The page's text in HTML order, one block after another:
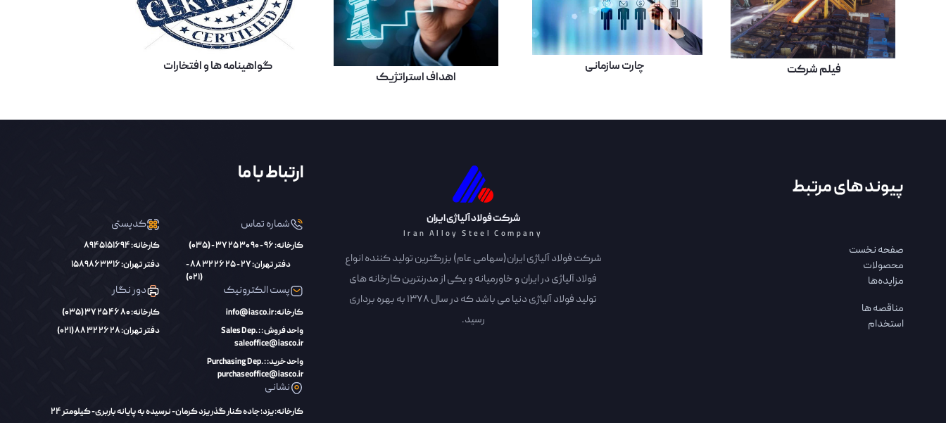
فیلم شرکت چارت سازمانی
اهداف استراتژیک
گواهینامه ها و افتخارات
شرکت فولاد آلیاژی ایران
Iran Alloy Steel Company
شرکت فولاد آلیاژی ایران(سهامی عام) بزرگترین تولید کننده انواع
فولاد آلیاژی در ایران و خاورمیانه و یکی از مدرنترین کارخانه های
تولید فولاد آلیاژی دنیا می باشد که در سال 1378 به بهره برداری
رسید.
پیوند های مرتبط
صفحه نخست
محصولات
مزایده‌ها
مناقصه ها
استخدام
ارتباط با ما
شماره تماس
کارخانه: 96 - 90 30 25 37 - (035)
دفتر تهران: 27 - 25 26 32 88 -
(021)
کدپستی
کارخانه: 8945151694
دفتر تهران: 1589863316
پست الکترونیک
کارخانه: info@iasco.ir
واحد فروش : Sales Dep. :
saleoffice@iasco.ir
واحد خرید: Purchasing Dep. :
purchaseoffice@iasco.ir
دور نگار
کارخانه: 80 46 25 37 (035)
دفتر تهران: 28 26 32 88 (021)
نشانی
کارخانه: یزد؛ جاده کنار گذر یزد کرمان- نرسیده به پایانه باربری- کیلومتر 24